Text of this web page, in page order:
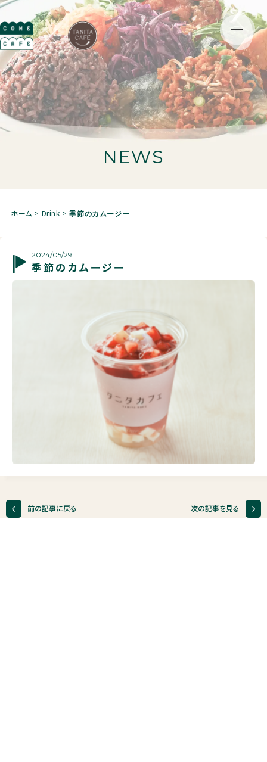
NEWS
ホーム > Drink >季節のカムージー
2024/05/29
季節のカムージー
前の記事に戻る 次の記事を見る